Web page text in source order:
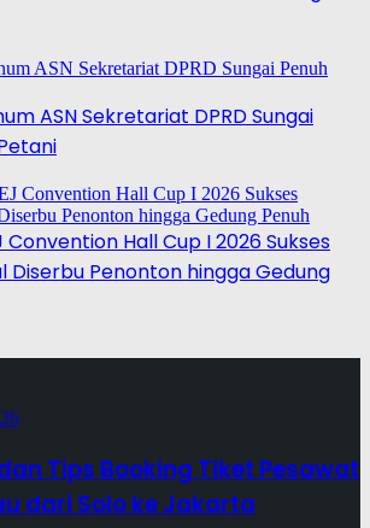
ASN Sekretariat DPRD Sungai
Convention Hall Cup I 2026 Sukses
Diserbu Penonton hingga Gedung
Tips Booking Tiket Pesawat
dari Solo ke Jakarta